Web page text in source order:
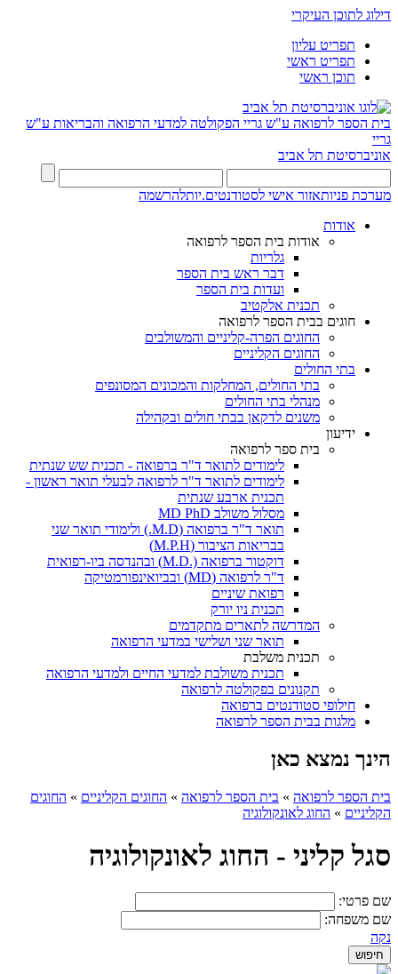
דילוג לתוכן העיקרי
תפריט עליון
תפריט ראשי
תוכן ראשי
בית הספר לרפואה ע"ש גריי הפקולטה למדעי הרפואה והבריאות ע"ש
גריי
אוניברסיטת תל אביב
מערכת פניותאזור אישי לסטודנטים.יותלהרשמה
אודות
אודות בית הספר לרפואה
גלריות
דבר ראש בית הספר
ועדות בית הספר
תכנית אלקטיב
חוגים בבית הספר לרפואה
החוגים הפרה-קליניים והמשולבים
החוגים הקליניים
בתי החולים
בתי החולים, המחלקות והמכונים המסונפים
מנהלי בתי החולים
משנים לדקאן בבתי חולים ובקהילה
ידיעון
בית ספר לרפואה
לימודים לתואר ד"ר ברפואה - תכנית שש שנתית
לימודים לתואר ד"ר לרפואה לבעלי תואר ראשון -
תכנית ארבע שנתית
מסלול משולב MD PhD
תואר ד"ר ברפואה (M.D.) ולימודי תואר שני
בבריאות הציבור (M.P.H)
דוקטור ברפואה (.M.D) ובהנדסה ביו-רפואית
ד"ר לרפואה (MD) ובביואינפורמטיקה
רפואת שיניים
תכנית ניו יורק
המדרשה לתארים מתקדמים
תואר שני ושלישי במדעי הרפואה
תכנית משלבת
תכנית משולבת למדעי החיים ולמדעי הרפואה
תקנונים בפקולטה לרפואה
חילופי סטודנטים ברפואה
מלגות בבית הספר לרפואה
הינך נמצא כאן
בית הספר לרפואה » בית הספר לרפואה » החוגים הקליניים » החוגים
הקליניים » החוג לאונקולוגיה
סגל קליני - החוג לאונקולוגיה
שם פרטי:
שם משפחה:
נקה